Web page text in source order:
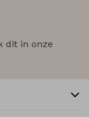
dit in onze